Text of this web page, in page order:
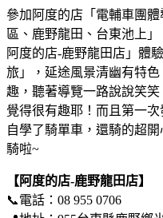
參加阿度的店「電輔車團
區、鹿野龍田、台東池上
阿度的店-鹿野龍田店」體
旅」，延途風景清幽有特
趣，聽著導覽一路說說笑
覺得很有趣耶！而且第一
自學了騎單車，還騎的超
騎啦~
【阿度的店-鹿野龍田店】
📞電話：08 955 0706